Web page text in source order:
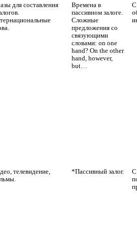
для составления
Времена в
пассивном залоге.
Сложные
предложения со
связующими
словами: on one
hand? On the other
hand, however,
but…
С
телевидение,
*Пассивный залог.
С